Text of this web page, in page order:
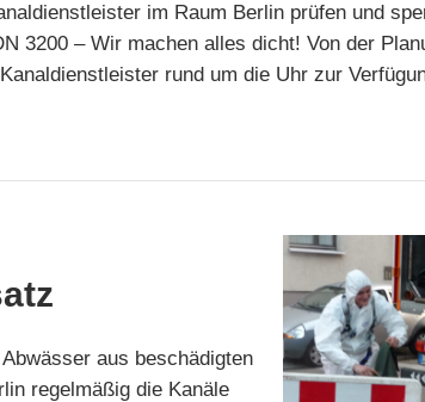
im Raum Berlin prüfen und
3200 – Wir machen alles dicht! Von der
rund um die Uhr zur
aus beschädigten
regelmäßig die Kanäle